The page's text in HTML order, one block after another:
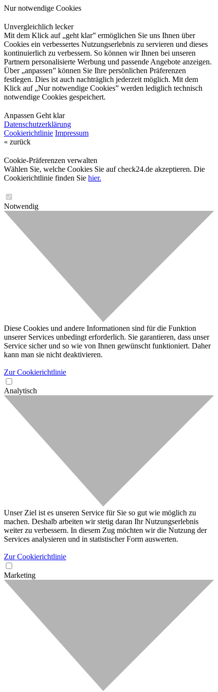
Nur notwendige Cookies
Unvergleichlich lecker
Mit dem Klick auf „geht klar” ermöglichen Sie uns Ihnen über
Cookies ein verbessertes Nutzungserlebnis zu servieren und dieses
kontinuierlich zu verbessern. So können wir Ihnen bei unseren
Partnern personalisierte Werbung und passende Angebote anzeigen.
Über „anpassen” können Sie Ihre persönlichen Präferenzen
festlegen. Dies ist auch nachträglich jederzeit möglich. Mit dem
Klick auf „Nur notwendige Cookies” werden lediglich technisch
notwendige Cookies gespeichert.
Anpassen Geht klar
Datenschutzerklärung
Cookierichtlinie Impressum
« zurück
Cookie-Präferenzen verwalten
Wählen Sie, welche Cookies Sie auf check24.de akzeptieren. Die
Cookierichtlinie finden Sie hier.
Notwendig
Diese Cookies und andere Informationen sind für die Funktion
unserer Services unbedingt erforderlich. Sie garantieren, dass unser
Service sicher und so wie von Ihnen gewünscht funktioniert. Daher
kann man sie nicht deaktivieren.
Zur Cookierichtlinie
Analytisch
Unser Ziel ist es unseren Service für Sie so gut wie möglich zu
machen. Deshalb arbeiten wir stetig daran Ihr Nutzungserlebnis
weiter zu verbessern. In diesem Zug möchten wir die Nutzung der
Services analysieren und in statistischer Form auswerten.
Zur Cookierichtlinie
Marketing